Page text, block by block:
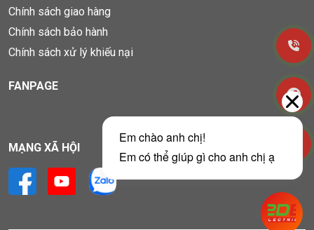
Chính sách giao hàng
Chính sách bảo hành
Chính sách xử lý khiếu nại
FANPAGE
MẠNG XÃ HỘI